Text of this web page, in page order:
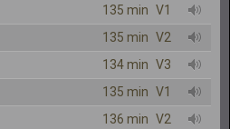
135 min V1
135 min V2
134 min V3
135 min V1
136 min V2